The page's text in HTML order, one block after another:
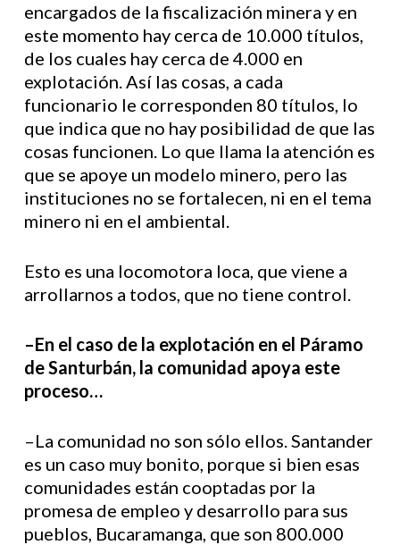
encargados de la fiscalización minera y en
este momento hay cerca de 10.000 títulos,
de los cuales hay cerca de 4.000 en
explotación. Así las cosas, a cada
funcionario le corresponden 80 títulos, lo
que indica que no hay posibilidad de que las
cosas funcionen. Lo que llama la atención es
que se apoye un modelo minero, pero las
instituciones no se fortalecen, ni en el tema
minero ni en el ambiental.
Esto es una locomotora loca, que viene a
arrollarnos a todos, que no tiene control.
–En el caso de la explotación en el Páramo
de Santurbán, la comunidad apoya este
proceso…
–La comunidad no son sólo ellos. Santander
es un caso muy bonito, porque si bien esas
comunidades están cooptadas por la
promesa de empleo y desarrollo para sus
pueblos, Bucaramanga, que son 800.000